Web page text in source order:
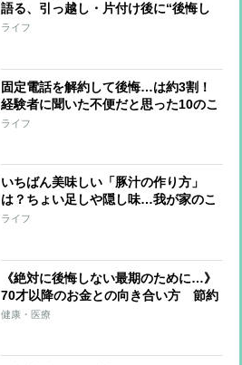
語る、引っ越し・片付け後に“後悔し
たモノ”に共感の嵐！
ライフ
固定電話を解約して後悔…は約3割！
経験者に聞いた不便だと思った10のこ
と
ライフ
いちばん美味しい「豚汁の作り方」
は？ちょい足しや隠し味…我が家のこ
だわりが神アイディアだらけだった！
ライフ
《絶対に後悔しない最期のために…》
70才以降のお金との向き合い方 節約
に走るのではなく「自分で貯めたお金
健康・医療